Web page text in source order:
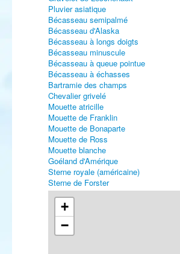
Pluvier asiatique
Bécasseau semipalmé
Bécasseau d'Alaska
Bécasseau à longs doigts
Bécasseau minuscule
Bécasseau à queue pointue
Bécasseau à échasses
Bartramie des champs
Chevalier grivelé
Mouette atricille
Mouette de Franklin
Mouette de Bonaparte
Mouette de Ross
Mouette blanche
Goéland d'Amérique
Sterne royale (américaine)
Sterne de Forster
Harfang des neiges
Martinet des maisons
Pipit à dos olive
Tarier de Sibérie
Traquet pie
+
−